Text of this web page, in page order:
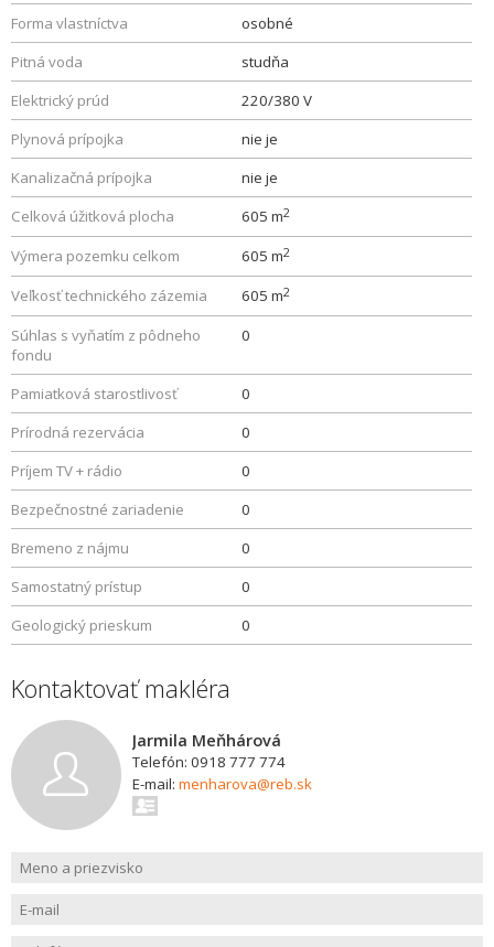
Forma vlastníctva
osobné
Pitná voda
studňa
Elektrický prúd
220/380 V
Plynová prípojka
nie je
Kanalizačná prípojka
nie je
Celková úžitková plocha
605 m2
Výmera pozemku celkom 605 m2
Veľkosť technického zázemia 605 m2
Súhlas s vyňatím z pôdneho
fondu
0
Pamiatková starostlivosť
0
Prírodná rezervácia
0
Príjem TV + rádio
0
Bezpečnostné zariadenie
0
Bremeno z nájmu
0
Samostatný prístup
0
Geologický prieskum
0
Kontaktovať makléra
Jarmila Meňhárová
Telefón: 0918 777 774
E-mail: menharova@reb.sk